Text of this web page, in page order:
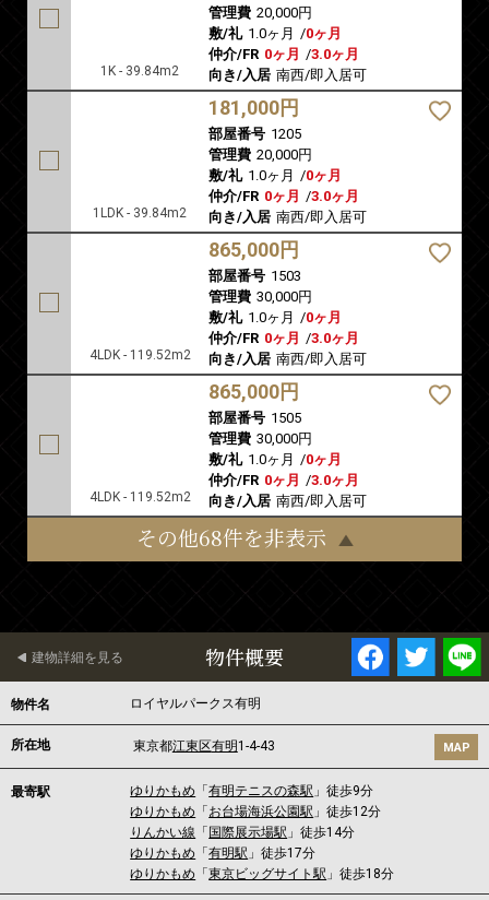
1K - 39.84m2
管理費 20,000円
敷/礼 1.0ヶ月 /0ヶ月
仲介/FR 0ヶ月 /3.0ヶ月
向き/入居 南西/即入居可
1LDK - 39.84m2
181,000円
部屋番号 1205
管理費 20,000円
敷/礼 1.0ヶ月 /0ヶ月
仲介/FR 0ヶ月 /3.0ヶ月
向き/入居 南西/即入居可
4LDK - 119.52m2
865,000円
部屋番号 1503
管理費 30,000円
敷/礼 1.0ヶ月 /0ヶ月
仲介/FR 0ヶ月 /3.0ヶ月
向き/入居 南西/即入居可
4LDK - 119.52m2
865,000円
部屋番号 1505
管理費 30,000円
敷/礼 1.0ヶ月 /0ヶ月
仲介/FR 0ヶ月 /3.0ヶ月
向き/入居 南西/即入居可
その他68件を非表示
物件概要
建物詳細を見る
物件名 ロイヤルパークス有明
所在地 東京都江東区有明 1-4-43 MAP
最寄駅 ゆりかもめ 「有明テニスの森駅 」徒歩9分
ゆりかもめ 「 お台場海浜公園駅 」徒歩12分
りんかい線 「 国際展示場駅 」徒歩14分
ゆりかもめ 「有明駅 」徒歩17分
ゆりかもめ 「東京ビッグサイト駅 」徒歩18分